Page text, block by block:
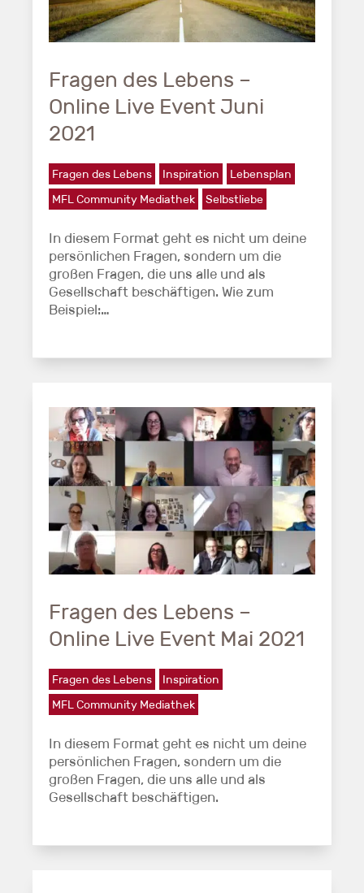
Fragen des Lebens –
Online Live Event Juni
2021
Fragen des Lebens Inspiration
Lebensplan
MFL Community Mediathek
Selbstliebe
In diesem Format geht es nicht um deine
persönlichen Fragen, sondern um die
großen Fragen, die uns alle und als
Gesellschaft beschäftigen. Wie zum
Beispiel:…
Fragen des Lebens –
Online Live Event Mai 2021
Fragen des Lebens
Inspiration
MFL Community Mediathek
In diesem Format geht es nicht um deine
persönlichen Fragen, sondern um die
großen Fragen, die uns alle und als
Gesellschaft beschäftigen.